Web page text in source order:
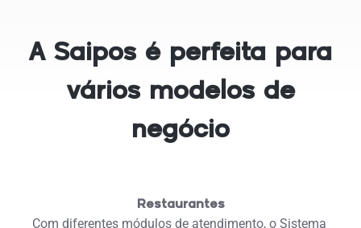
A Saipos é perfeita para
vários modelos de
negócio
Restaurantes
Com diferentes módulos de atendimento, o Sistema